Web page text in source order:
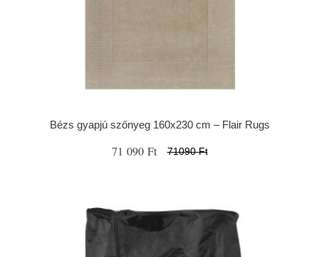
Bézs gyapjú szőnyeg 160x230 cm – Flair Rugs
71 090 Ft 71090 Ft